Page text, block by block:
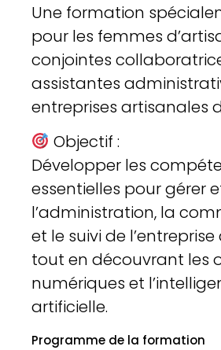
Une formation
pour les femmes
conjointes
assistantes
entreprises artisanales
Objectif :
Développer les
essentielles pour gérer
l’administration, la
et le suivi de
tout en découvrant les
numériques et
artificielle.
Programme de la formation